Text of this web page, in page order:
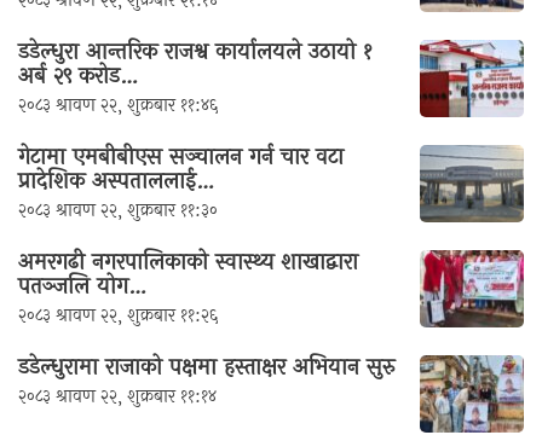
डडेल्धुरा आन्तरिक राजश्व कार्यालयले उठायो १
अर्ब २९ करोड…
२०८३ श्रावण २२, शुक्रबार ११:४६
गेटामा एमबीबीएस सञ्चालन गर्न चार वटा
प्रादेशिक अस्पताललाई…
२०८३ श्रावण २२, शुक्रबार ११:३०
अमरगढी नगरपालिकाको स्वास्थ्य शाखाद्वारा
पतञ्जलि योग…
२०८३ श्रावण २२, शुक्रबार ११:२६
डडेल्धुरामा राजाको पक्षमा हस्ताक्षर अभियान सुरु
२०८३ श्रावण २२, शुक्रबार ११:१४